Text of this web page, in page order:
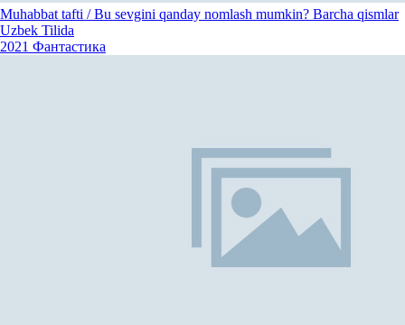
Muhabbat tafti / Bu sevgini qanday nomlash mumkin? Barcha qismlar
Uzbek Tilida
2021 Фантастика